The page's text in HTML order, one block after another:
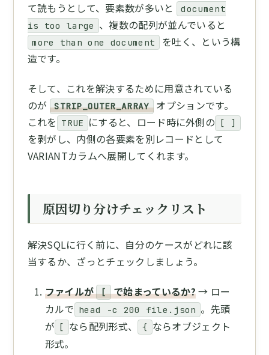
て読もうとして、要素数が多いと
document
is too large 、複数の配列が並んでいると
more than one document
を吐く、という構
造です。
そして、これを解決するために用意されている
のが
STRIP_OUTER_ARRAY
オプションです。
これを TRUE にすると、ロード時に外側の [ ]
を剥がし、内側の各要素を別レコードとして
VARIANTカラムへ展開してくれます。
原因切り分けチェックリスト
解決SQLに行く前に、自分のケースがどれに該
当するか、ざっとチェックしましょう。
ファイルが [ で始まっているか?→ ロー
カルで head -c 200 file.json 。先頭
が [ なら配列形式、 { ならオブジェクト
形式。